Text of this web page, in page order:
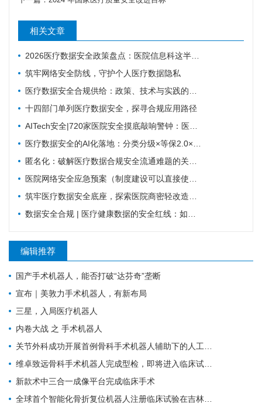
相关文章
2026医疗数据安全政策盘点：医院信息科这半年怎么过的
筑牢网络安全防线，守护个人医疗数据隐私
医疗数据安全合规供给：政策、技术与实践的三重保障
十四部门单列医疗数据安全，探寻合规应用路径
AITech安全|720家医院安全摸底敲响警钟：医疗数据安全正成为“灰犀牛事件”
医疗数据安全的AI化落地：分类分级×等保2.0×国密
匿名化：破解医疗数据合规安全流通难题的关键路径
医院网络安全应急预案（制度建设可以直接使用版）
筑牢医疗数据安全底座，探索医院商密轻改造实践路径
数据安全合规 | 医疗健康数据的安全红线：如何平衡业务流转与合规监管？
编辑推荐
国产手术机器人，能否打破“达芬奇”垄断
宣布｜美敦力手术机器人，有新布局
三星，入局医疗机器人
内卷大战 之 手术机器人
关节外科成功开展首例骨科手术机器人辅助下的人工膝关节表面置换术
维卓致远骨科手术机器人完成型检，即将进入临床试验阶段
新款术中三合一成像平台完成临床手术
全球首个智能化骨折复位机器人注册临床试验在吉林大学第一医院成功启动